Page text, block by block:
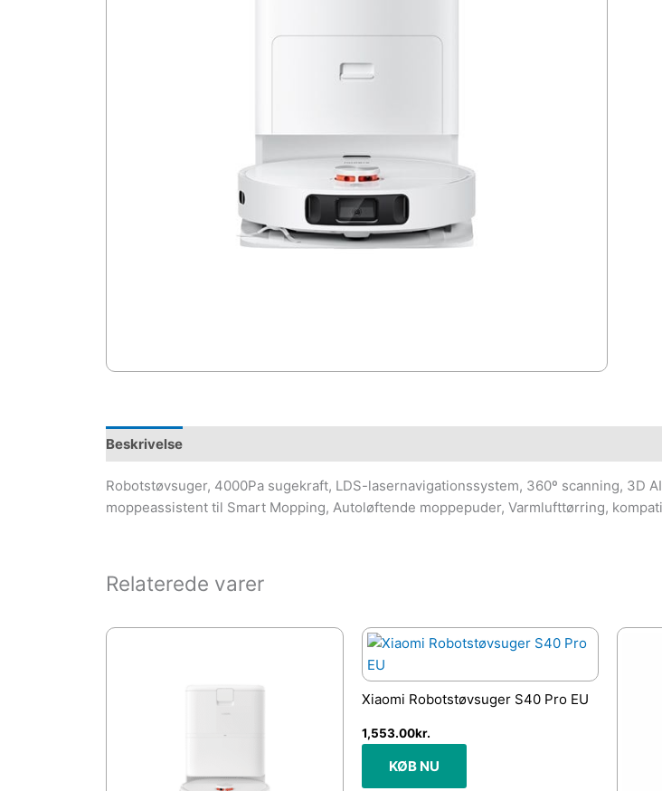
Beskrivelse
Robotstøvsuger, 4000Pa sugekraft, LDS-lasernavigationssystem, 360º scanning, 3D
moppeassistent til Smart Mopping, Autoløftende moppepuder, Varmlufttørring,
Relaterede varer
Xiaomi Robotstøvsuger S40 Pro EU
1,553.00kr.
KØB NU